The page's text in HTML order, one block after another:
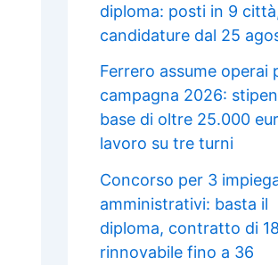
diploma: posti in 9
candidature dal 25
Ferrero assume operai
campagna 2026:
base di oltre 25.000
lavoro su tre turni
Concorso per 3
amministrativi: basta il
diploma, contratto di
rinnovabile fino a 36